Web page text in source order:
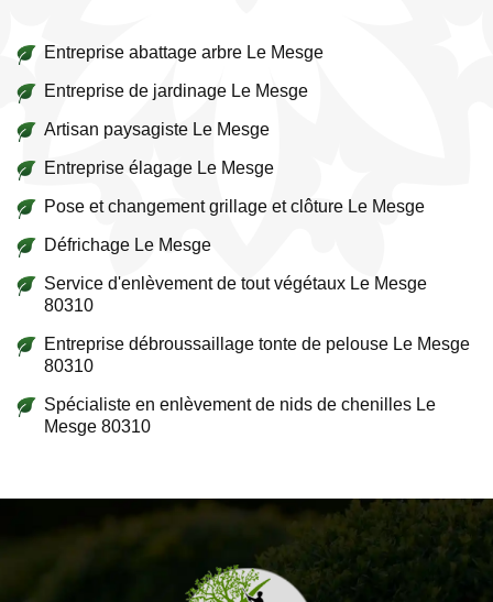
Entreprise abattage arbre Le Mesge
Entreprise de jardinage Le Mesge
Artisan paysagiste Le Mesge
Entreprise élagage Le Mesge
Pose et changement grillage et clôture Le Mesge
Défrichage Le Mesge
Service d'enlèvement de tout végétaux Le Mesge
80310
Entreprise débroussaillage tonte de pelouse Le Mesge
80310
Spécialiste en enlèvement de nids de chenilles Le
Mesge 80310